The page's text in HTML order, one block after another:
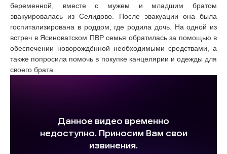
беременной, вместе с мужем и младшим братом
эвакуировалась из Селидово. После эвакуации она была
госпитализирована в роддом, где родила дочь. На одной из
встреч в Ясиноватском ПВР семья обратилась за помощью в
обеспечении новорождённой необходимыми средствами, а
также попросила помочь в покупке канцелярии и одежды для
своего брата.